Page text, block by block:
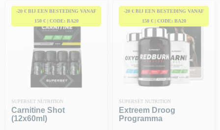
-20 € BIJ EEN BESTEDING VANAF
150 € | CODE: BA20
SUPERSET NUTRITION
Carnitine Shot
(12x60ml)
-20 € BIJ EEN BESTEDING VANAF
150 € | CODE: BA20
SUPERSET NUTRITION
Extreem Droog
Programma